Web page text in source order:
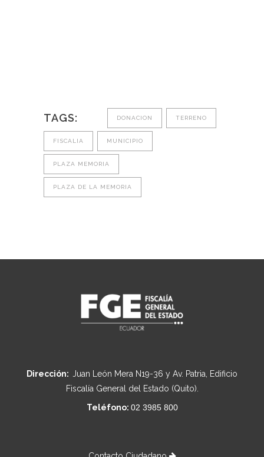
TAGS: DONACION TERRENO
FISCALIA MUNICIPIO
PLAZA MEMORIA
PLAZA DE LA MEMORIA
Dirección: Juan León Mera N19-36 y Av. Patria, Edificio
Fiscalía General del Estado (Quito).
Teléfono: 02 3985 800